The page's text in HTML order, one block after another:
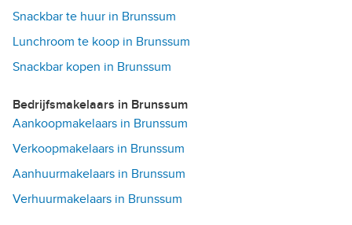
Snackbar te huur in Brunssum
Lunchroom te koop in Brunssum
Snackbar kopen in Brunssum
Bedrijfsmakelaars in Brunssum
Aankoopmakelaars in Brunssum
Verkoopmakelaars in Brunssum
Aanhuurmakelaars in Brunssum
Verhuurmakelaars in Brunssum